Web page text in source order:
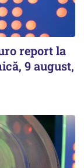
report la
9 august,